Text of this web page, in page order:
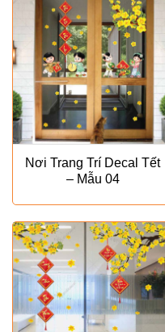
Nơi Trang Trí Decal Tết
– Mẫu 04